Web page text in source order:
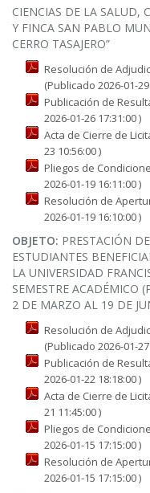
CIENCIAS DE LA SALUD,
Y FINCA SAN PABLO
CERRO TASAJERO”
Resolución de
(Publicado 2026-01-
Publicación de
2026-01-26 17:31:00 )
Acta de Cierre de
23 10:56:00 )
Pliegos de
2026-01-19 16:11:00 )
Resolución de
2026-01-19 16:10:00 )
OBJETO: PRESTACIÓN
ESTUDIANTES
LA UNIVERSIDAD
SEMESTRE ACADÉMICO
2 DE MARZO AL 19 DE
Resolución de
(Publicado 2026-01-
Publicación de
2026-01-22 18:18:00 )
Acta de Cierre de
21 11:45:00 )
Pliegos de
2026-01-15 17:15:00 )
Resolución de
2026-01-15 17:15:00 )